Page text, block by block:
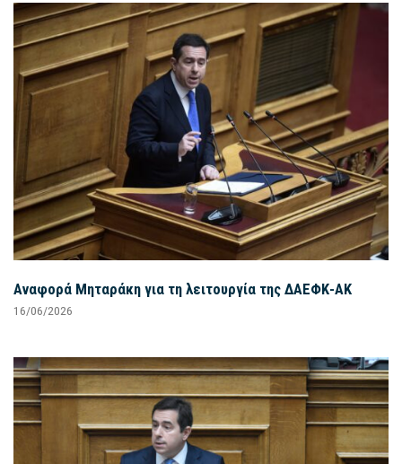
Αναφορά Μηταράκη για τη λειτουργία της ΔΑΕΦΚ-ΑΚ
16/06/2026